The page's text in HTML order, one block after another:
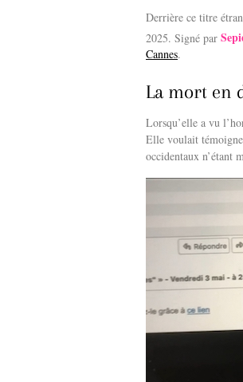
c
e
b
o
o
n
k
e
Derrière ce titre
2025. Signé par
Cannes.
La mort en
Lorsqu’elle a vu
Elle voulait
occidentaux n’étant